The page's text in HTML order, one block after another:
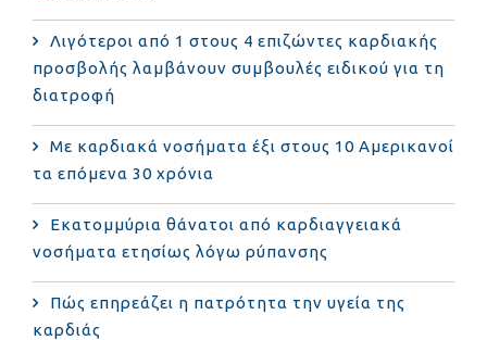
Λιγότεροι από 1 στους 4 επιζώντες καρδιακής
προσβολής λαμβάνουν συμβουλές ειδικού για τη
διατροφή
Με καρδιακά νοσήματα έξι στους 10 Αμερικανοί
τα επόμενα 30 χρόνια
Εκατομμύρια θάνατοι από καρδιαγγειακά
νοσήματα ετησίως λόγω ρύπανσης
Πώς επηρεάζει η πατρότητα την υγεία της
καρδιάς